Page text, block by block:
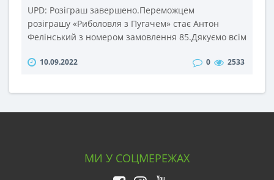
UPD: Розіграш завершено.Переможцем
розіграшу «Риболовля з Пугачем» стає Антон
Фелінський з номером замовлення 85.Дякуємо всім
Правила участі в розіграші: 1. Зробіть замовлення
грн. з 4 до 18 вересня 2022 року. 2. При
10.09.2022 0 2533
МИ У СОЦМЕРЕЖАХ